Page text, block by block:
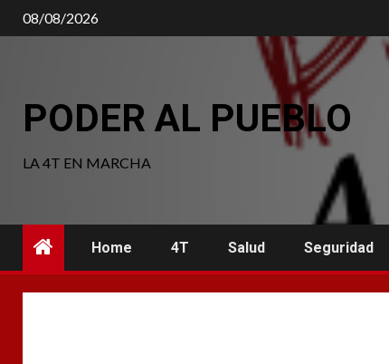
Saltar
al
08/08/2026
PODER AL PUEBLO
LA 4T EN MARCHA
Home 4T Salud Seguridad